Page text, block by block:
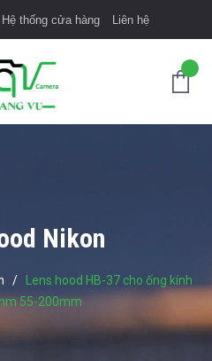
Hệ thống cửa hàng Liên hệ
Nikon
/ Lens hood HB-37 cho ống kính
55-200mm